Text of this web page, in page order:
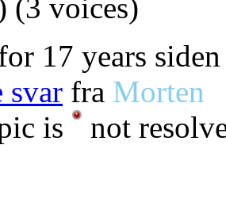
(3 voices)
17 years
svar fra Morten
is
not